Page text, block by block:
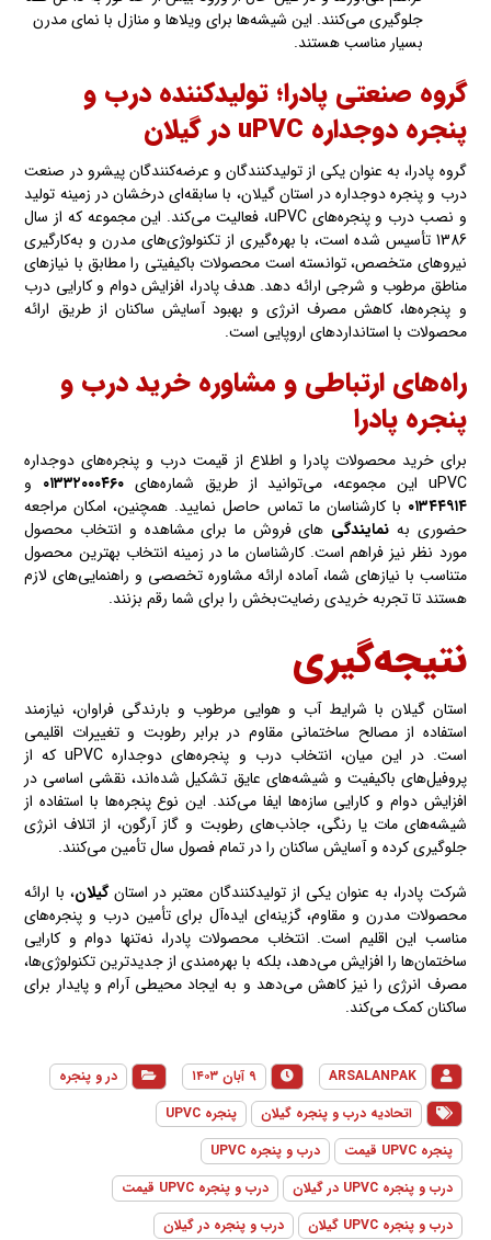
جلوگیری می‌کنند. این شیشه‌ها برای ویلاها و منازل با نمای مدرن
بسیار مناسب هستند.
گروه صنعتی پادرا؛ تولیدکننده درب و
پنجره دوجداره uPVC در گیلان
گروه پادرا، به عنوان یکی از تولیدکنندگان و عرضه‌کنندگان پیشرو در صنعت
درب و پنجره دوجداره در استان گیلان، با سابقه‌ای درخشان در زمینه تولید
و نصب درب و پنجره‌های uPVC، فعالیت می‌کند. این مجموعه که از سال
1386 تأسیس شده است، با بهره‌گیری از تکنولوژی‌های مدرن و به‌کارگیری
نیروهای متخصص، توانسته است محصولات باکیفیتی را مطابق با نیازهای
مناطق مرطوب و شرجی ارائه دهد. هدف پادرا، افزایش دوام و کارایی درب
و پنجره‌ها، کاهش مصرف انرژی و بهبود آسایش ساکنان از طریق ارائه
محصولات با استانداردهای اروپایی است.
راه‌های ارتباطی و مشاوره خرید درب و
پنجره پادرا
برای خرید محصولات پادرا و اطلاع از قیمت درب و پنجره‌های دوجداره
uPVC این مجموعه، می‌توانید از طریق شماره‌های
۰۱۳۳۲۰۰۰۴۶۰ و
۰۱۳۴۴۹۱۴ با کارشناسان ما تماس حاصل نمایید. همچنین، امکان مراجعه
حضوری به نمایندگی‌ های فروش ما برای مشاهده و انتخاب محصول
مورد نظر نیز فراهم است. کارشناسان ما در زمینه انتخاب بهترین محصول
متناسب با نیازهای شما، آماده ارائه مشاوره تخصصی و راهنمایی‌های لازم
هستند تا تجربه خریدی رضایت‌بخش را برای شما رقم بزنند.
نتیجه‌گیری
استان گیلان با شرایط آب و هوایی مرطوب و بارندگی فراوان، نیازمند
استفاده از مصالح ساختمانی مقاوم در برابر رطوبت و تغییرات اقلیمی
است. در این میان، انتخاب درب و پنجره‌های دوجداره uPVC که از
پروفیل‌های باکیفیت و شیشه‌های عایق تشکیل شده‌اند، نقشی اساسی در
افزایش دوام و کارایی سازه‌ها ایفا می‌کند. این نوع پنجره‌ها با استفاده از
شیشه‌های مات یا رنگی، جاذب‌های رطوبت و گاز آرگون، از اتلاف انرژی
جلوگیری کرده و آسایش ساکنان را در تمام فصول سال تأمین می‌کنند.
شرکت پادرا، به عنوان یکی از تولیدکنندگان معتبر در استانگیلان، با ارائه
محصولات مدرن و مقاوم، گزینه‌ای ایده‌آل برای تأمین درب و پنجره‌های
مناسب این اقلیم است. انتخاب محصولات پادرا، نه‌تنها دوام و کارایی
ساختمان‌ها را افزایش می‌دهد، بلکه با بهره‌مندی از جدیدترین تکنولوژی‌ها،
مصرف انرژی را نیز کاهش می‌دهد و به ایجاد محیطی آرام و پایدار برای
ساکنان کمک می‌کند.
ARSALANPAK ۹ آبان ۱۴۰۳
در و پنجره
اتحادیه درب و پنجره گیلان
پنجره UPVC
پنجره UPVC قیمت
درب و پنجره UPVC
درب و پنجره UPVC در گیلان
درب و پنجره UPVC قیمت
درب و پنجره UPVC گیلان
درب و پنجره در گیلان